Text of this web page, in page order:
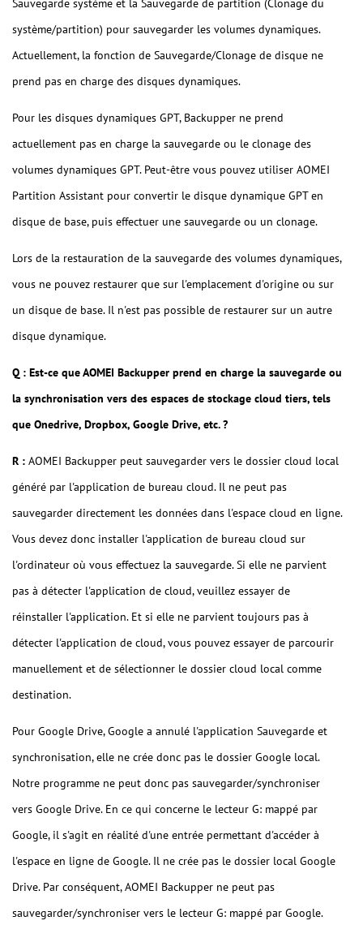
Sauvegarde système et la Sauvegarde de partition (Clonage du
système/partition) pour sauvegarder les volumes dynamiques.
Actuellement, la fonction de Sauvegarde/Clonage de disque ne
prend pas en charge des disques dynamiques.
Pour les disques dynamiques GPT, Backupper ne prend
actuellement pas en charge la sauvegarde ou le clonage des
volumes dynamiques GPT. Peut-être vous pouvez utiliser AOMEI
Partition Assistant pour convertir le disque dynamique GPT en
disque de base, puis effectuer une sauvegarde ou un clonage.
Lors de la restauration de la sauvegarde des volumes dynamiques,
vous ne pouvez restaurer que sur l'emplacement d'origine ou sur
un disque de base. Il n'est pas possible de restaurer sur un autre
disque dynamique.
Q : Est-ce que AOMEI Backupper prend en charge la sauvegarde ou
la synchronisation vers des espaces de stockage cloud tiers, tels
que Onedrive, Dropbox, Google Drive, etc. ?
R : AOMEI Backupper peut sauvegarder vers le dossier cloud local
généré par l'application de bureau cloud. Il ne peut pas
sauvegarder directement les données dans l'espace cloud en ligne.
Vous devez donc installer l'application de bureau cloud sur
l'ordinateur où vous effectuez la sauvegarde. Si elle ne parvient
pas à détecter l'application de cloud, veuillez essayer de
réinstaller l'application. Et si elle ne parvient toujours pas à
détecter l'application de cloud, vous pouvez essayer de parcourir
manuellement et de sélectionner le dossier cloud local comme
destination.
Pour Google Drive, Google a annulé l'application Sauvegarde et
synchronisation, elle ne crée donc pas le dossier Google local.
Notre programme ne peut donc pas sauvegarder/synchroniser
vers Google Drive. En ce qui concerne le lecteur G: mappé par
Google, il s'agit en réalité d'une entrée permettant d'accéder à
l'espace en ligne de Google. Il ne crée pas le dossier local Google
Drive. Par conséquent, AOMEI Backupper ne peut pas
sauvegarder/synchroniser vers le lecteur G: mappé par Google.